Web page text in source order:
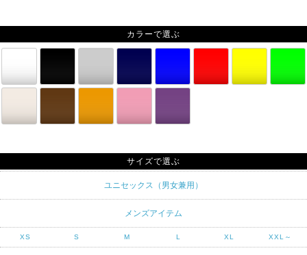
カラーで選ぶ
サイズで選ぶ
ユニセックス（男女兼用）
メンズアイテム
XS S M L XL XXL～